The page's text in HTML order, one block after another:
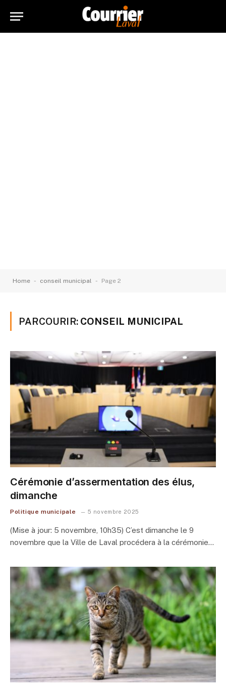
Home - conseil municipal - Page 2
PARCOURIR: CONSEIL MUNICIPAL
Cérémonie d’assermentation des élus,
dimanche
Politique municipale 5 novembre 2025
(Mise à jour: 5 novembre, 10h35) C’est dimanche le 9
novembre que la Ville de Laval procédera à la cérémonie…